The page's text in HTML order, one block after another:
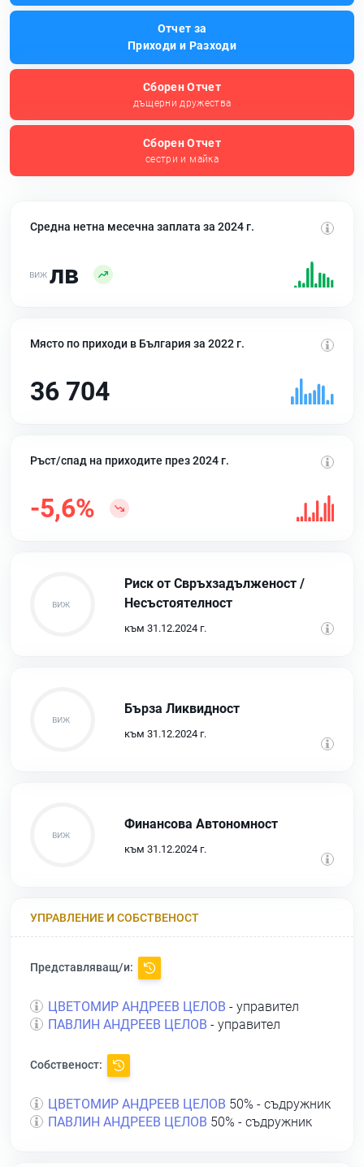
Отчет за
Приходи и Разходи
Сборен Отчет
дъщерни дружества
Сборен Отчет
сестри и майка
Средна нетна месечна заплата за 2024 г.
лв
Място по приходи в България за 2022 г.
36 704
Ръст/спад на приходите през 2024 г.
-5,6%
Риск от Свръхзадълженост /
Несъстоятелност
към 31.12.2024 г.
Бърза Ликвидност
към 31.12.2024 г.
Финансова Автономност
към 31.12.2024 г.
УПРАВЛЕНИЕ И СОБСТВЕНОСТ
Представляващ/и:
ЦВЕТОМИР АНДРЕЕВ ЦЕЛОВ - управител
ПАВЛИН АНДРЕЕВ ЦЕЛОВ - управител
Собственост:
ЦВЕТОМИР АНДРЕЕВ ЦЕЛОВ 50% - съдружник
ПАВЛИН АНДРЕЕВ ЦЕЛОВ 50% - съдружник